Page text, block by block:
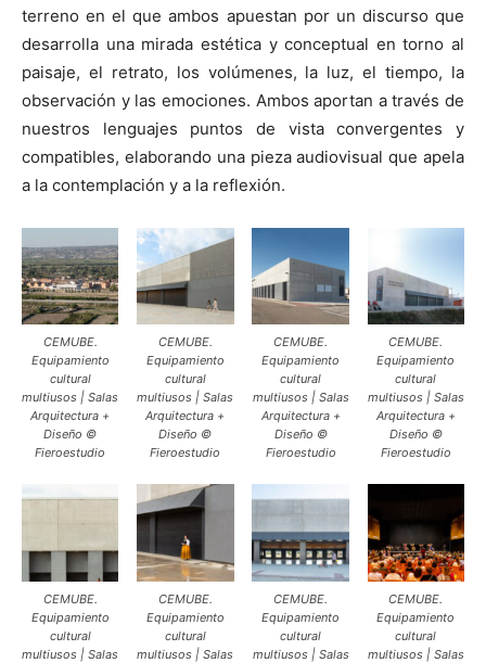
terreno en el que ambos apuestan por un discurso que
desarrolla una mirada estética y conceptual en torno al
paisaje, el retrato, los volúmenes, la luz, el tiempo, la
observación y las emociones. Ambos aportan a través de
nuestros lenguajes puntos de vista convergentes y
compatibles, elaborando una pieza audiovisual que apela
a la contemplación y a la reflexión.
CEMUBE.
Equipamiento
cultural
multiusos | Salas
Arquitectura +
Diseño ©
Fieroestudio
CEMUBE.
Equipamiento
cultural
multiusos | Salas
Arquitectura +
Diseño ©
Fieroestudio
CEMUBE.
Equipamiento
cultural
multiusos | Salas
Arquitectura +
Diseño ©
Fieroestudio
CEMUBE.
Equipamiento
cultural
multiusos | Salas
Arquitectura +
Diseño ©
Fieroestudio
CEMUBE.
Equipamiento
cultural
multiusos | Salas
CEMUBE.
Equipamiento
cultural
multiusos | Salas
CEMUBE.
Equipamiento
cultural
multiusos | Salas
CEMUBE.
Equipamiento
cultural
multiusos | Salas